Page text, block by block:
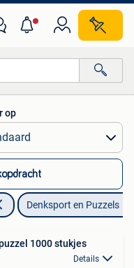
op
Denksport en Puzzels
1000 stukjes
Details